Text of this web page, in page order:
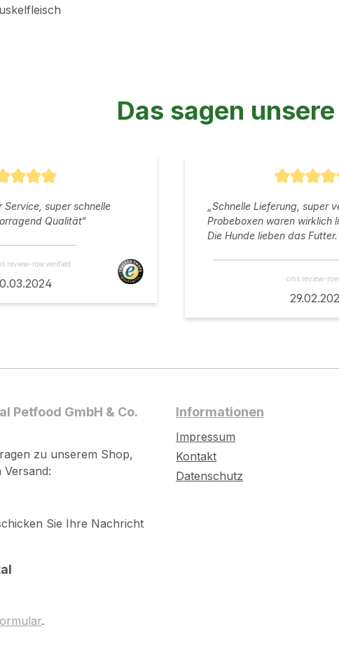
Das sagen
Service, super schnelle
Qualität“
row.verified
„Schnelle Lieferung, super
Probeboxen waren wirklich
Die Hunde lieben das
cms.review-
Petfood GmbH & Co.
zu unserem Shop,
Sie Ihre Nachricht
.
Informationen
Impressum
Kontakt
Datenschutz